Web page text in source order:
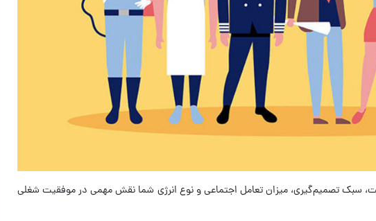
سبک تصمیم‌گیری، میزان تعامل اجتماعی و نوع انرژی شما نقش مهمی در موفقیت شغلی